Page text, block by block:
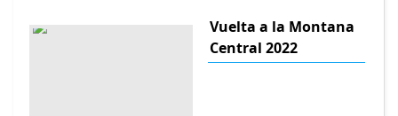
Vuelta a la Montana
Central 2022